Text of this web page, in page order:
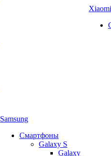
Samsung
Смартфоны
Galaxy S
Galaxy
Xiaomi